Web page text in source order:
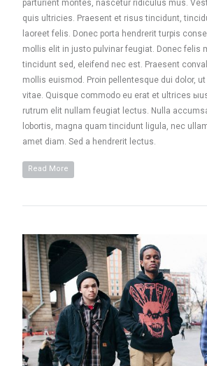
parturient montes, nascetur ridiculus mus.
quis ultricies. Praesent et risus tincidunt,
laoreet felis. Donec porta hendrerit turpis
mollis elit in justo pulvinar feugiat. Donec felis
tincidunt sed, eleifend nec est. Praesent
mollis euismod. Proin pellentesque dui dolor,
vitae. Quisque commodo eu erat et ultrices
rutrum elit nullam feugiat lectus. Nulla
lobortis, magna quam tincidunt ligula, nec
amet diam. Sed a hendrerit lectus.
Read More